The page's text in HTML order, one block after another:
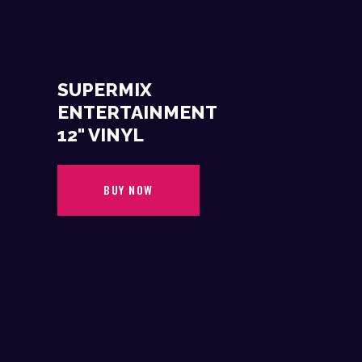
SUPERMIX
ENTERTAINMENT
12" VINYL
BUY NOW